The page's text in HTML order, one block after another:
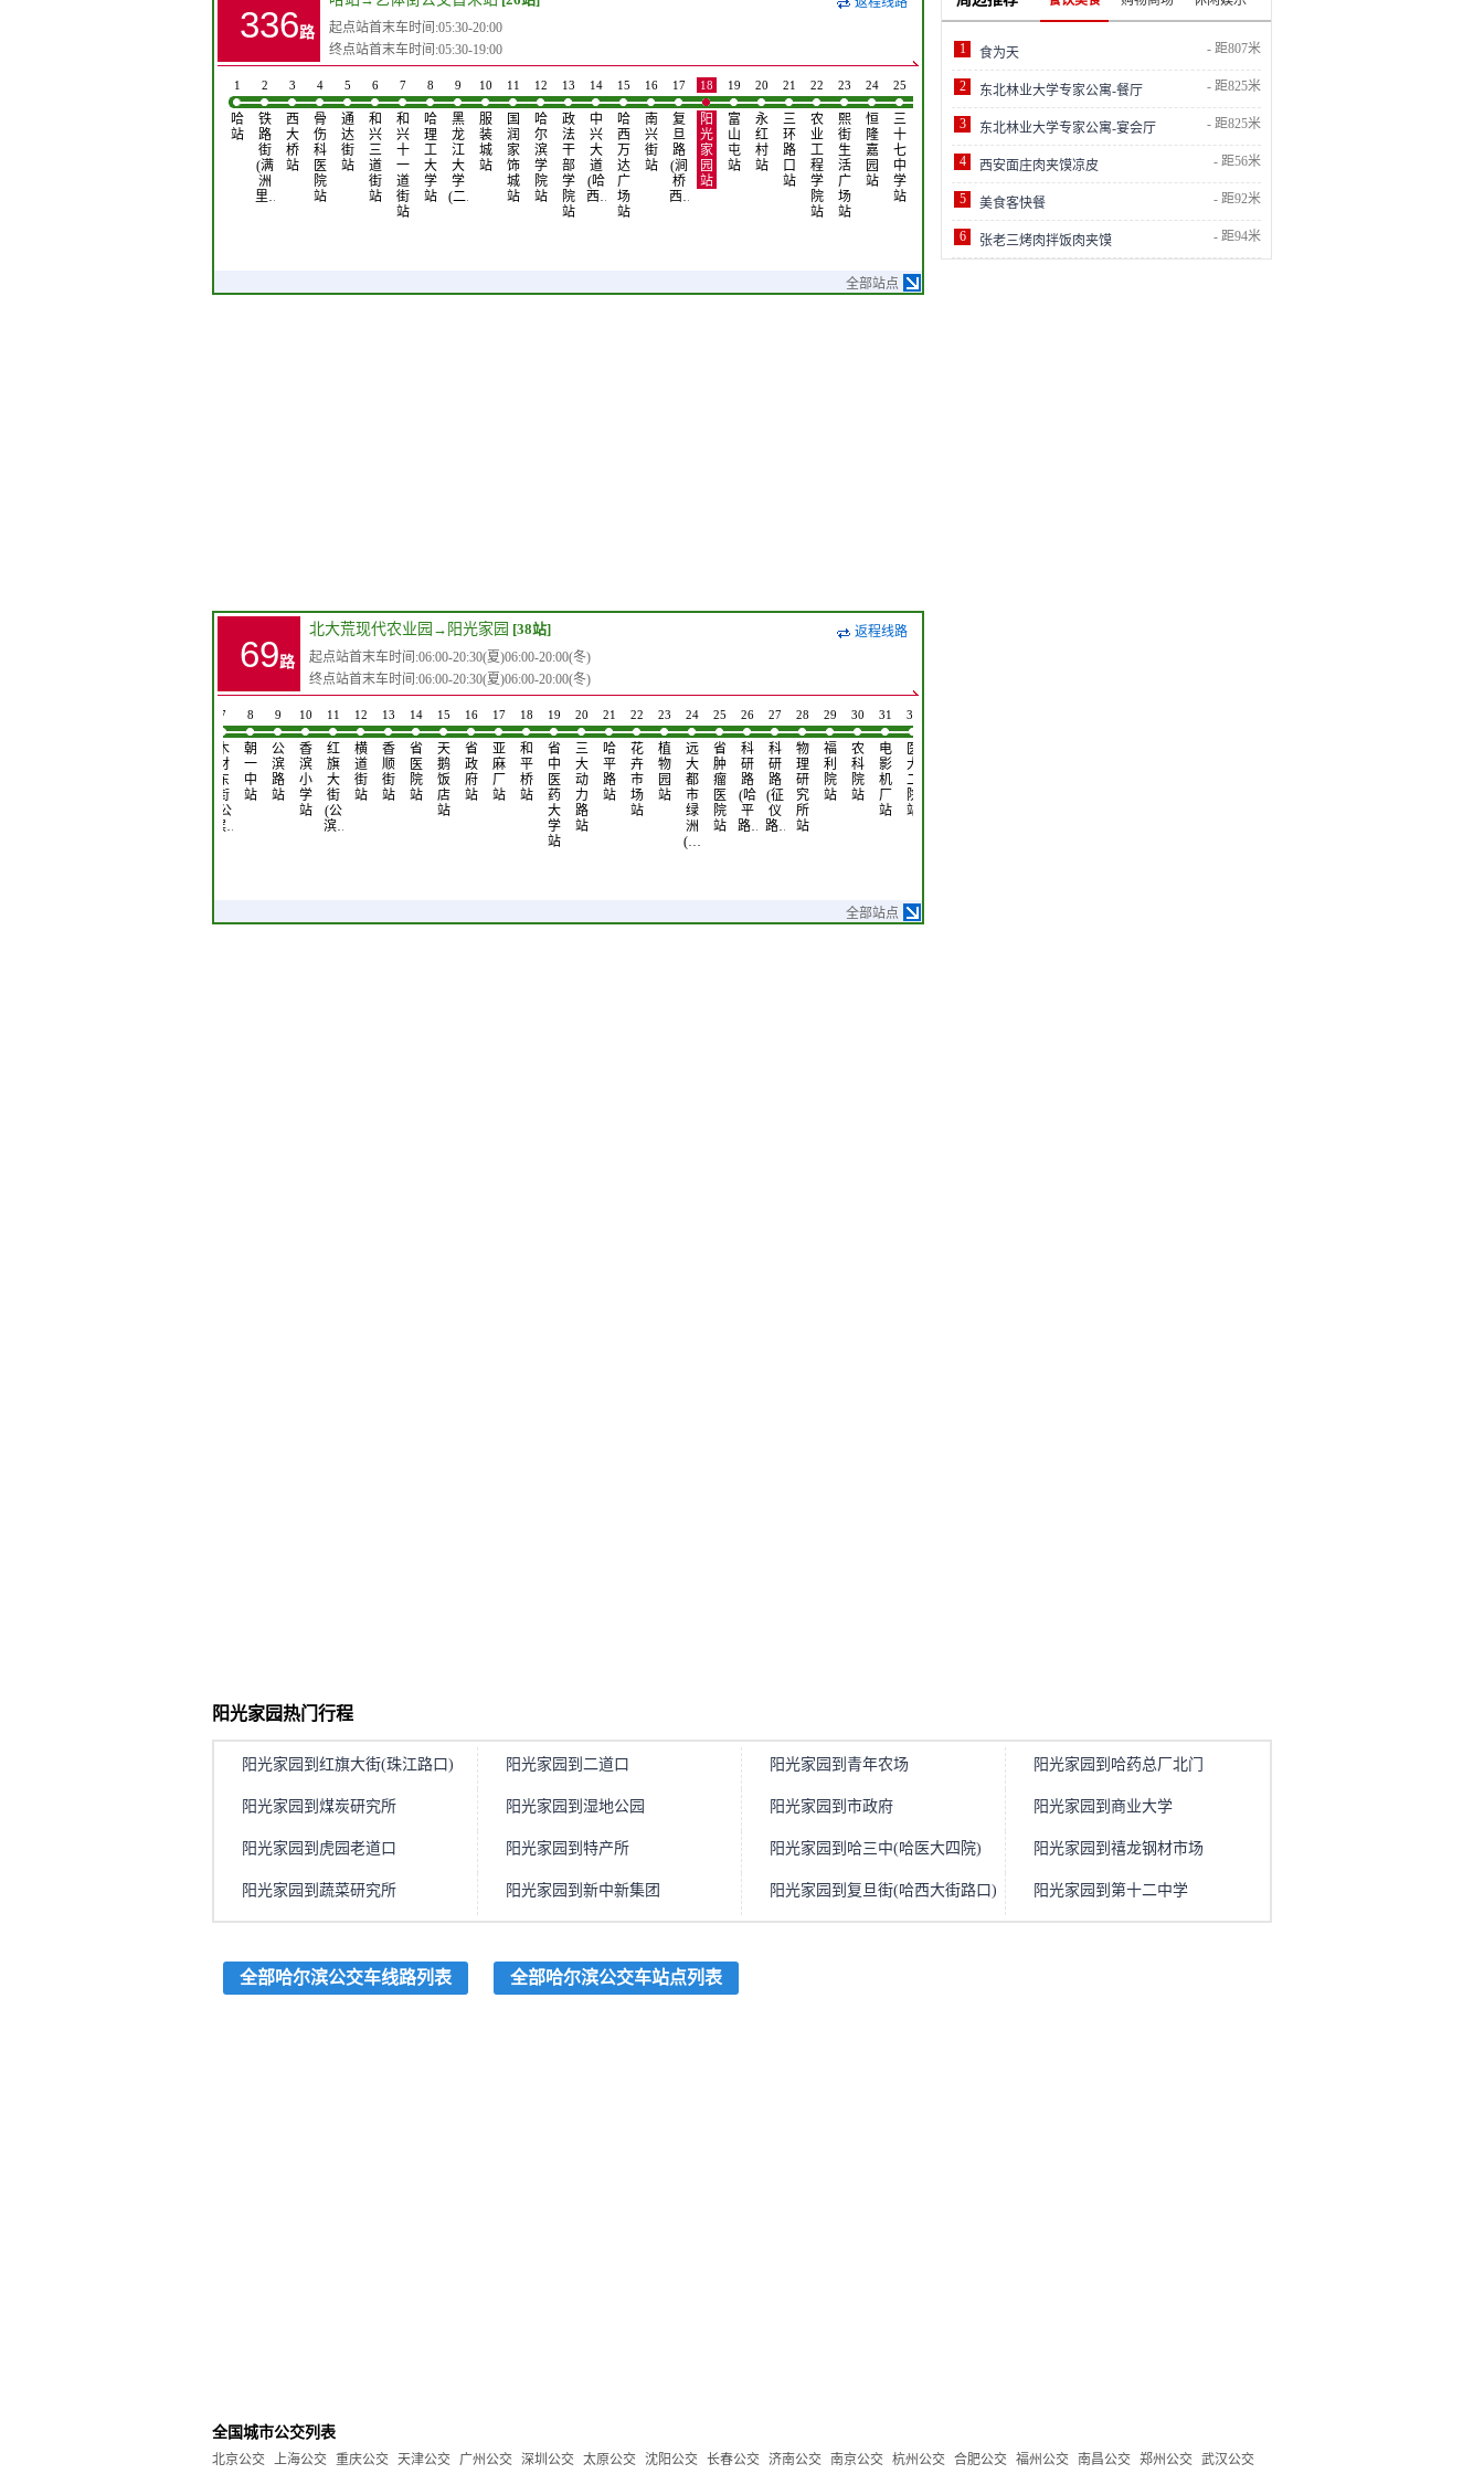
336路
起点站首末车时间:05:30-20:00
终点站首末车时间:05:30-19:00
1
哈
站
2
铁
路
街
(满
洲
里…
3
西
大
桥
站
4
骨
伤
科
医
院
站
5
通
达
街
站
6
和
兴
三
道
街
站
7
和
兴
十
一
道
街
站
8
哈
理
工
大
学
站
9
黑
龙
江
大
学
(二…
10
服
装
城
站
11
国
润
家
饰
城
站
12
哈
尔
滨
学
院
站
13
政
法
干
部
学
院
站
14
中
兴
大
道
(哈
西…
15
哈
西
万
达
广
场
站
16
南
兴
街
站
17
复
旦
路
(涧
桥
西…
18
阳
光
家
园
站
19
富
山
屯
站
20
永
红
村
站
21
三
环
路
口
站
22
农
业
工
程
学
院
站
23
熙
街
生
活
广
场
站
24
恒
隆
嘉
园
站
25
三
十
七
中
学
站
全部站点
69路
北大荒现代农业园 → 阳光家园 [38站]
返程线路
起点站首末车时间:06:00-20:30(夏)06:00-20:00(冬)
终点站首末车时间:06:00-20:30(夏)06:00-20:00(冬)
7
木
材
东
街
(公
滨…
8
朝
一
中
站
9
公
滨
路
站
10
香
滨
小
学
站
11
红
旗
大
街
(公
滨…
12
横
道
街
站
13
香
顺
街
站
14
省
医
院
站
15
天
鹅
饭
店
站
16
省
政
府
站
17
亚
麻
厂
站
18
和
平
桥
站
19
省
中
医
药
大
学
站
20
三
大
动
力
路
站
21
哈
平
路
站
22
花
卉
市
场
站
23
植
物
园
站
24
远
大
都
市
绿
洲
(…
25
省
肿
瘤
医
院
站
26
科
研
路
(哈
平
路…
27
科
研
路
(征
仪
路…
28
物
理
研
究
所
站
29
福
利
院
站
30
农
科
院
站
31
电
影
机
厂
站
32
医
大
二
院
站
全部站点
1 食为天 - 距807米
2 东北林业大学专家公寓-餐厅 - 距825米
3 东北林业大学专家公寓-宴会厅 - 距825米
4 西安面庄肉夹馍凉皮 - 距56米
5 美食客快餐 - 距92米
6 张老三烤肉拌饭肉夹馍 - 距94米
阳光家园热门行程
阳光家园到红旗大街(珠江路口) 阳光家园到二道口 阳光家园到青年农场 阳光家园到哈药总厂北门
阳光家园到煤炭研究所 阳光家园到湿地公园 阳光家园到市政府 阳光家园到商业大学
阳光家园到虎园老道口 阳光家园到特产所 阳光家园到哈三中(哈医大四院) 阳光家园到禧龙钢材市场
阳光家园到蔬菜研究所 阳光家园到新中新集团 阳光家园到复旦街(哈西大街路口) 阳光家园到第十二中学
全部哈尔滨公交车线路列表 全部哈尔滨公交车站点列表
全国城市公交列表
北京公交 上海公交 重庆公交 天津公交 广州公交 深圳公交 太原公交 沈阳公交 长春公交 济南公交 南京公交 杭州公交 合肥公交 福州公交 南昌公交 郑州公交 武汉公交